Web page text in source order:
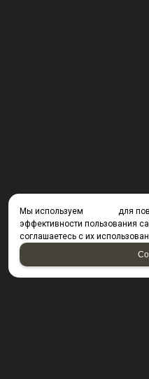
Мы используем
для
эффективности пользования
соглашаетесь с их